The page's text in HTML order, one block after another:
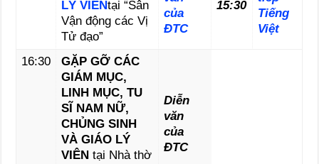
LÝ VIÊNtại “Sân
Vận động các Vị
Tử đạo”
của
ĐTC
15:30
Tiếng
Việt
16:30
GẶP GỠ CÁC
GIÁM MỤC,
LINH MỤC, TU
SĨ NAM NỮ,
CHỦNG SINH
VÀ GIÁO LÝ
VIÊNtại Nhà thờ
Diễn
văn
của
ĐTC